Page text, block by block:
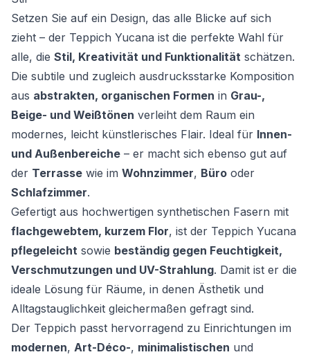
Setzen Sie auf ein Design, das alle Blicke auf sich
zieht – der Teppich Yucana ist die perfekte Wahl für
alle, die Stil, Kreativität und Funktionalität schätzen.
Die subtile und zugleich ausdrucksstarke Komposition
aus abstrakten, organischen Formen in Grau-,
Beige- und Weißtönen verleiht dem Raum ein
modernes, leicht künstlerisches Flair. Ideal für Innen-
und Außenbereiche – er macht sich ebenso gut auf
der Terrasse wie im Wohnzimmer, Büro oder
Schlafzimmer.
Gefertigt aus hochwertigen synthetischen Fasern mit
flachgewebtem, kurzem Flor, ist der Teppich Yucana
pflegeleicht sowie beständig gegen Feuchtigkeit,
Verschmutzungen und UV-Strahlung. Damit ist er die
ideale Lösung für Räume, in denen Ästhetik und
Alltagstauglichkeit gleichermaßen gefragt sind.
Der Teppich passt hervorragend zu Einrichtungen im
modernen, Art-Déco-, minimalistischen und